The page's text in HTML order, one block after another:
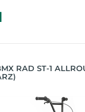
RAD ST-1